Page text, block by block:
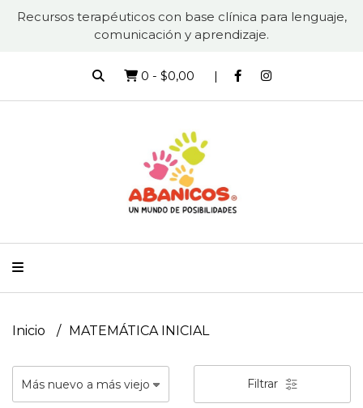
Recursos terapéuticos con base clínica para lenguaje,
comunicación y aprendizaje.
0 - $0,00
Inicio MATEMÁTICA INICIAL
Filtrar